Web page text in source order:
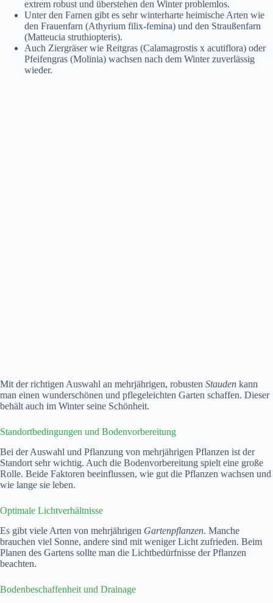
extrem robust und überstehen den Winter problemlos.
Unter den Farnen gibt es sehr winterharte heimische Arten wie
den Frauenfarn (Athyrium filix-femina) und den Straußenfarn
(Matteucia struthiopteris).
Auch Ziergräser wie Reitgras (Calamagrostis x acutiflora) oder
Pfeifengras (Molinia) wachsen nach dem Winter zuverlässig
wieder.
Mit der richtigen Auswahl an mehrjährigen, robusten Stauden kann
man einen wunderschönen und pflegeleichten Garten schaffen. Dieser
behält auch im Winter seine Schönheit.
Standortbedingungen und Bodenvorbereitung
Bei der Auswahl und Pflanzung von mehrjährigen Pflanzen ist der
Standort sehr wichtig. Auch die Bodenvorbereitung spielt eine große
Rolle. Beide Faktoren beeinflussen, wie gut die Pflanzen wachsen und
wie lange sie leben.
Optimale Lichtverhältnisse
Es gibt viele Arten von mehrjährigen Gartenpflanzen. Manche
brauchen viel Sonne, andere sind mit weniger Licht zufrieden. Beim
Planen des Gartens sollte man die Lichtbedürfnisse der Pflanzen
beachten.
Bodenbeschaffenheit und Drainage